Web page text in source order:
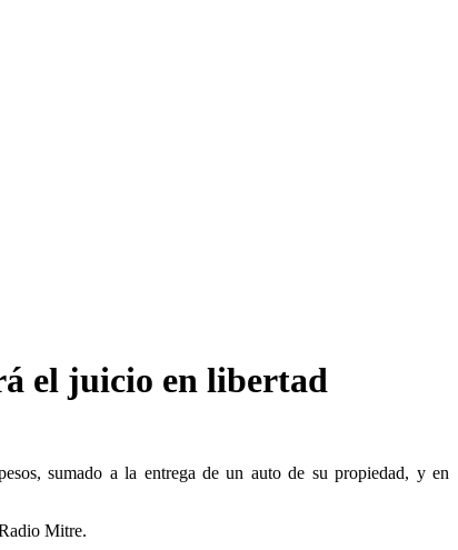
el juicio en libertad
sumado a la entrega de un auto de su propiedad, y en
Mitre.